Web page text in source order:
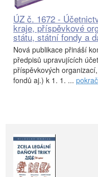
ÚZ č. 1672 -
kraje, příspěvkové
státu, státní fondy a
Nová publikace přináší
předpisů upravujících
příspěvkových
fondů aj.) k 1. 1. ...